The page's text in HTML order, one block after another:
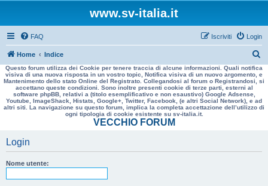
www.sv-italia.it
FAQ Login
Iscriviti
Home Indice
e
r
a
Questo forum utilizza dei Cookie per tenere traccia di alcune informazioni. Quali notifica
visiva di una nuova risposta in un vostro topic, Notifica visiva di un nuovo argomento, e
Mantenimento dello stato Online del Registrato. Collegandosi al forum o Registrandosi, si
accettano queste condizioni. Sono inoltre presenti cookie di terze parti, esterni al
software phpBB, relativi a (titolo esemplificativo e non esaustivo) Google Adsense,
Youtube, ImageShack, Histats, Google+, Twitter, Facebook, (e altri Social Network), e ad
altri siti. La navigazione su questo forum, implica la completa accettazione dell’utilizzo di
ogni tipologia di cookie esistente su sv-italia.it.
VECCHIO FORUM
Login
Nome utente: